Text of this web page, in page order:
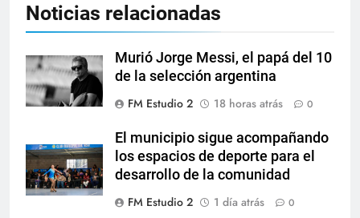
Noticias relacionadas
Murió Jorge Messi, el papá del 10
de la selección argentina
FM Estudio 2
18 horas atrás 0
El municipio sigue acompañando
los espacios de deporte para el
desarrollo de la comunidad
FM Estudio 2
1 día atrás 0